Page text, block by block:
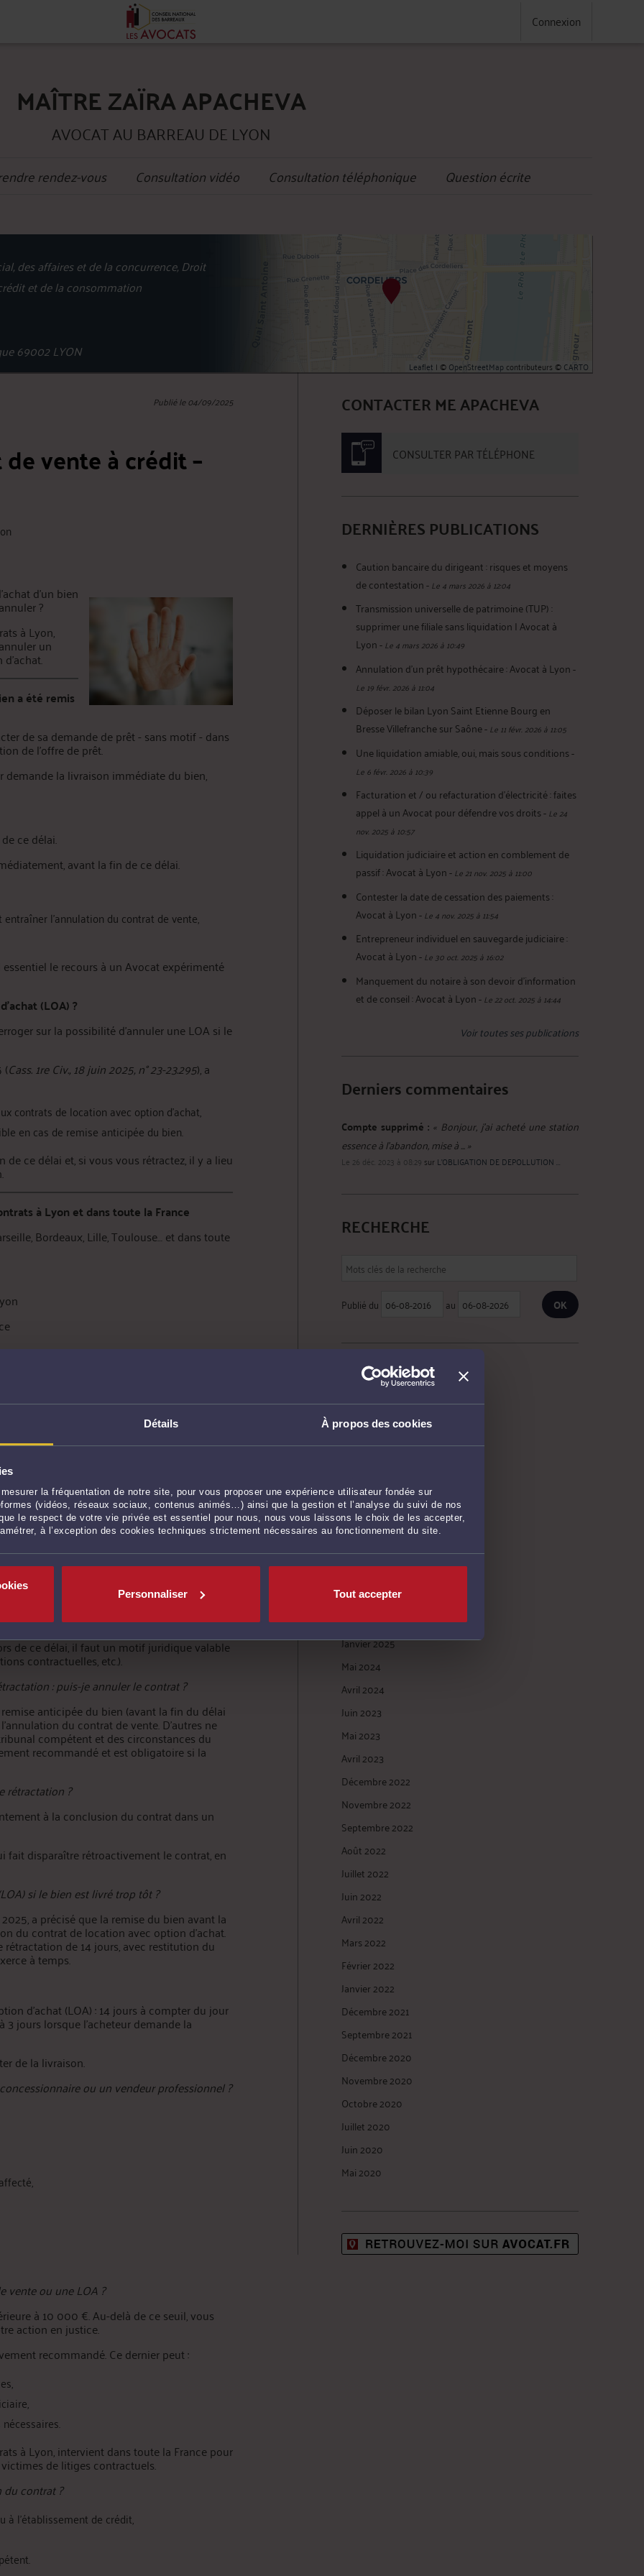
Détails À propos des cookies
la fréquentation de notre site, pour vous proposer une expérience utilisateur fondée sur
(vidéos, réseaux sociaux, contenus animés…) ainsi que la gestion et l’analyse du suivi de nos
le respect de votre vie privée est essentiel pour nous, nous vous laissons le choix de les accepter,
à l’exception des cookies techniques strictement nécessaires au fonctionnement du site.
Personnaliser Tout accepter
Connexion
MAÎTRE ZAÏRA APACHEVA
AVOCAT AU BARREAU DE LYON
rendez-vous Consultation vidéo Consultation téléphonique Question écrite
des affaires et de la concurrence, Droit
et de la consommation
69002 LYON
−
Leaflet | ©OpenStreetMap contributeurs ©CARTO
Publié le 04/09/2025
vente à crédit –
d’un bien
?
à Lyon,
un
a été remis
de sa demande de prêt - sans motif - dans
de l’offre de prêt.
demande la livraison immédiate du bien,
ce délai.
avant la fin de ce délai.
l’annulation du contrat de vente,
le recours à un Avocat expérimenté
(LOA) ?
sur la possibilité d’annuler une LOA si le
(Cass. 1re Civ., 18 juin 2025, n° 23-23.295), a
contrats de location avec option d’achat,
en cas de remise anticipée du bien.
ce délai et, si vous vous rétractez, il y a lieu
à Lyon et dans toute la France
Bordeaux, Lille, Toulouse… et dans toute
vente ou de LOA ?
pour obtenir un avis juridique clair,
anticipée ou une mauvaise information
du contrat, voir à l’obtention de
– Droit de la consommation –
de vente avec ou sans option d’achat
?
crédit (ex : voiture, électroménager,
droit de rétractation. Si vous exercez ce droit
de ce délai, il faut un motif juridique valable
contractuelles, etc.).
: puis-je annuler le contrat ?
anticipée du bien (avant la fin du délai
du contrat de vente. D’autres ne
compétent et des circonstances du
recommandé et est obligatoire si la
rétractation ?
à la conclusion du contrat dans un
disparaître rétroactivement le contrat, en
si le bien est livré trop tôt ?
a précisé que la remise du bien avant la
du contrat de location avec option d’achat.
de 14 jours, avec restitution du
à temps.
d’achat (LOA) : 14 jours à compter du jour
3 jours lorsque l’acheteur demande la
de la livraison.
ou un vendeur professionnel ?
vente ou une LOA ?
à 10 000 €. Au-delà de ce seuil, vous
action en justice.
recommandé. Ce dernier peut :
à Lyon, intervient dans toute la France pour
de litiges contractuels.
du contrat ?
à l’établissement de crédit,
CONTACTER ME APACHEVA
CONSULTER PAR TÉLÉPHONE
DERNIÈRES PUBLICATIONS
Caution bancaire du dirigeant : risques et moyens
de contestation-Le 4 mars 2026 à 12:04
Transmission universelle de patrimoine (TUP) :
supprimer une filiale sans liquidation | Avocat à
Lyon-Le 4 mars 2026 à 10:49
Annulation d’un prêt hypothécaire : Avocat à Lyon-
Le 19 févr. 2026 à 11:04
Déposer le bilan Lyon Saint Etienne Bourg en
Bresse Villefranche sur Saône-Le 11 févr. 2026 à 11:05
Une liquidation amiable, oui, mais sous conditions-
Le 6 févr. 2026 à 10:39
Facturation et / ou refacturation d’électricité : faites
appel à un Avocat pour défendre vos droits-Le 24
nov. 2025 à 10:57
Liquidation judiciaire et action en comblement de
passif : Avocat à Lyon-Le 21 nov. 2025 à 11:00
Contester la date de cessation des paiements :
Avocat à Lyon-Le 4 nov. 2025 à 11:54
Entrepreneur individuel en sauvegarde judiciaire :
Avocat à Lyon-Le 30 oct. 2025 à 16:02
Manquement du notaire à son devoir d’information
et de conseil : Avocat à Lyon-Le 22 oct. 2025 à 14:44
Voir toutes ses publications
Derniers commentaires
Compte supprimé : « Bonjour, j’ai acheté une station
essence à l’abandon, mise à ... »
Le 26 déc. 2023 à 08:29 sur L’OBLIGATION DE DEPOLLUTION ...
RECHERCHE
Publié du au
ARCHIVES
Février 2026
Septembre 2025
Juillet 2025
Juin 2025
Mars 2025
Février 2025
Janvier 2025
Mai 2024
Avril 2024
Juin 2023
Mai 2023
Avril 2023
Décembre 2022
Novembre 2022
Septembre 2022
Août 2022
Juillet 2022
Juin 2022
Avril 2022
Mars 2022
Février 2022
Janvier 2022
Décembre 2021
Septembre 2021
Décembre 2020
Novembre 2020
Octobre 2020
Juillet 2020
Juin 2020
Mai 2020